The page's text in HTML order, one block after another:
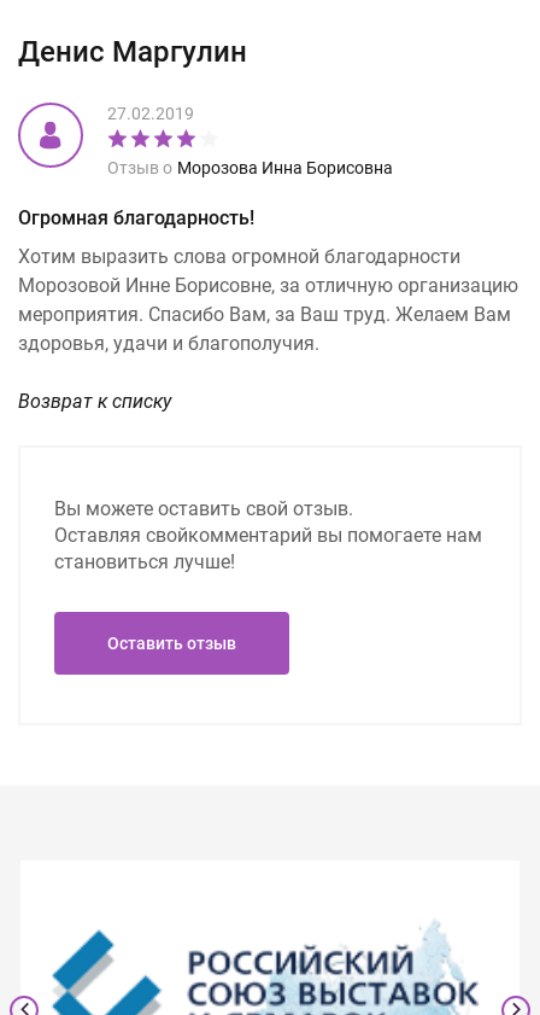
Денис Маргулин
27.02.2019
Отзыв о Морозова Инна Борисовна
Огромная благодарность!
Хотим выразить слова огромной благодарности
Морозовой Инне Борисовне, за отличную организацию
мероприятия. Спасибо Вам, за Ваш труд. Желаем Вам
здоровья, удачи и благополучия.
Возврат к списку
Вы можете оставить свой отзыв.
Оставляя свойкомментарий вы помогаете нам
становиться лучше!
Оставить отзыв